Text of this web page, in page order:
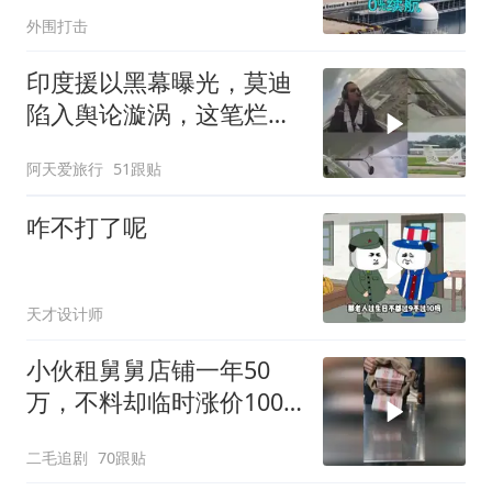
外围打击
印度援以黑幕曝光，莫迪
陷入舆论漩涡，这笔烂账
阿天爱旅行 51跟贴
咋不打了呢
天才设计师
小伙租舅舅店铺一年50
万，不料却临时涨价100
二毛追剧 70跟贴